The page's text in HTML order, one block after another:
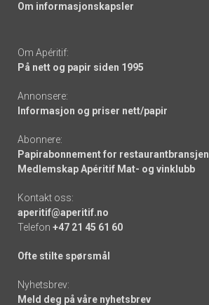
Om informasjonskapsler
Om Apéritif:
På nett og papir siden 1995
Annonsere:
Informasjon og priser nett/papir
Abonnere:
Papirabonnement for restaurantbransjen
Medlemskap Apéritif Mat- og vinklubb
Kontakt oss:
aperitif@aperitif.no
Telefon +47 21 45 61 60
Ofte stilte spørsmål
Nyhetsbrev:
Meld deg på våre nyhetsbrev